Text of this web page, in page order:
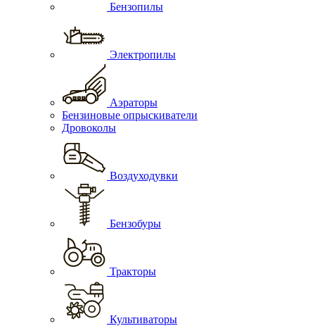
Бензопилы
Электропилы
Аэраторы
Бензиновые опрыскиватели
Дровоколы
Воздуходувки
Бензобуры
Тракторы
Культиваторы